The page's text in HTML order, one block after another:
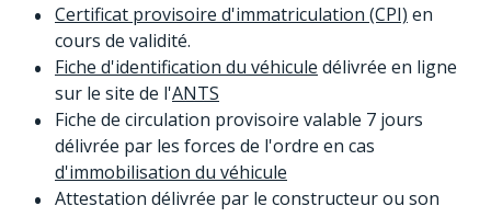
Certificat provisoire d'immatriculation (CPI) en
cours de validité.
Fiche d'identification du véhicule délivrée en ligne
sur le site de l'ANTS
Fiche de circulation provisoire valable 7 jours
délivrée par les forces de l'ordre en cas
d'immobilisation du véhicule
Attestation délivrée par le constructeur ou son